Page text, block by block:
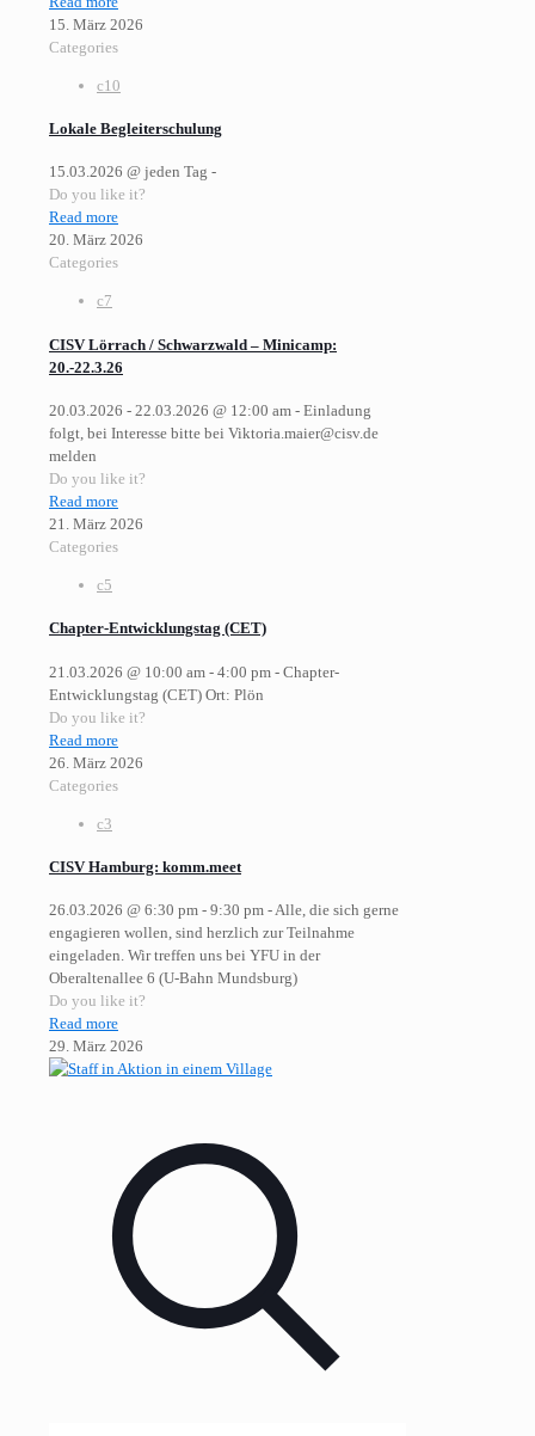
15. März 2026
Categories
c10
Lokale Begleiterschulung
15.03.2026 @ jeden Tag -
Do you like it?
Read more
20. März 2026
Categories
c7
CISV Lörrach / Schwarzwald – Minicamp:
20.-22.3.26
20.03.2026 - 22.03.2026 @ 12:00 am - Einladung
folgt, bei Interesse bitte bei Viktoria.maier@cisv.de
melden
Do you like it?
Read more
21. März 2026
Categories
c5
Chapter-Entwicklungstag (CET)
21.03.2026 @ 10:00 am - 4:00 pm - Chapter-
Entwicklungstag (CET) Ort: Plön
Do you like it?
Read more
26. März 2026
Categories
c3
CISV Hamburg: komm.meet
26.03.2026 @ 6:30 pm - 9:30 pm - Alle, die sich gerne
engagieren wollen, sind herzlich zur Teilnahme
eingeladen. Wir treffen uns bei YFU in der
Oberaltenallee 6 (U-Bahn Mundsburg)
Do you like it?
Read more
29. März 2026